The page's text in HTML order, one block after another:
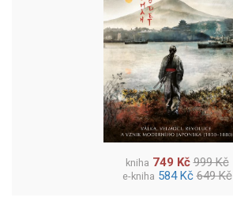
kniha 749 Kč 999 Kč
e-kniha 584 Kč 649 Kč